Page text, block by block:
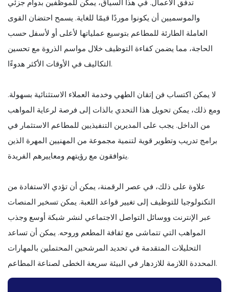
تدفق الأعمال. في هذا السياق، يمكن للموظفين بدوام جزئي
والموسميين أن يكونوا موردًا قيمًا للغاية. يسمح احتضان القوى
العاملة الطارئة للمطاعم بتوسيع عملياتها لأعلى أو لأسفل حسب
الحاجة، مما يضمن كفاءة التوظيف خلال مواسم الذروة مع تحسين
التكاليف في الأوقات الأكثر هدوءًا.
لا يمكن اكتساب فن إتقان الطهي وخدمة العملاء الاستثنائية بسهولة.
ومع ذلك، يمكن تحويل هذا التحدي بالذات إلى فرصة لرعاية المواهب
من الداخل. يجب على المديرين التنفيذيين للمطاعم الاستثمار في
برامج تدريب وتطوير قوية لتنمية مجموعة من المهنيين المهرة الذين
يتوافقون مع رؤيتهم ومعاييرهم الفريدة.
علاوة على ذلك، في عصر الرقمنة، يمكن أن تؤدي الاستفادة من
التكنولوجيا للتوظيف إلى تغيير قواعد اللعبة. يمكن تسخير المنصات
عبر الإنترنت ووسائل التواصل الاجتماعي لنشر شبكة أوسع وجذب
المواهب التي تتماشى مع ثقافة المطعم وروحه. يمكن أن تساعد
التحليلات المتقدمة في تحديد المرشحين المحتملين بالمهارات
المحددة اللازمة للازدهار في البيئة سريعة الخطى لصناعة المطاعم.